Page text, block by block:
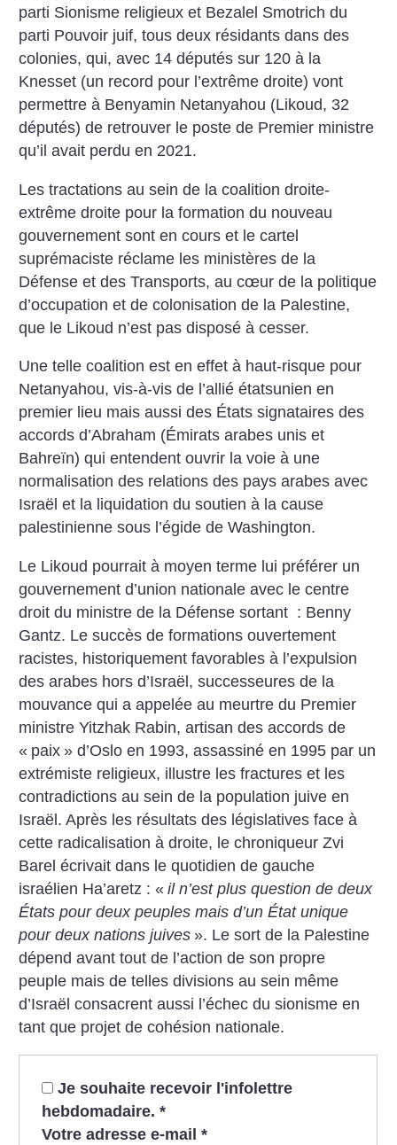
parti Sionisme religieux et Bezalel Smotrich du
parti Pouvoir juif, tous deux résidants dans des
colonies, qui, avec 14 députés sur 120 à la
Knesset (un record pour l’extrême droite) vont
permettre à Benyamin Netanyahou (Likoud, 32
députés) de retrouver le poste de Premier ministre
qu’il avait perdu en 2021.
Les tractations au sein de la coalition droite-
extrême droite pour la formation du nouveau
gouvernement sont en cours et le cartel
suprémaciste réclame les ministères de la
Défense et des Transports, au cœur de la politique
d’occupation et de colonisation de la Palestine,
que le Likoud n’est pas disposé à cesser.
Une telle coalition est en effet à haut-risque pour
Netanyahou, vis-à-vis de l’allié étatsunien en
premier lieu mais aussi des États signataires des
accords d’Abraham (Émirats arabes unis et
Bahreïn) qui entendent ouvrir la voie à une
normalisation des relations des pays arabes avec
Israël et la liquidation du soutien à la cause
palestinienne sous l’égide de Washington.
Le Likoud pourrait à moyen terme lui préférer un
gouvernement d’union nationale avec le centre
droit du ministre de la Défense sortant : Benny
Gantz. Le succès de formations ouvertement
racistes, historiquement favorables à l’expulsion
des arabes hors d’Israël, successeures de la
mouvance qui a appelée au meurtre du Premier
ministre Yitzhak Rabin, artisan des accords de
« paix » d’Oslo en 1993, assassiné en 1995 par un
extrémiste religieux, illustre les fractures et les
contradictions au sein de la population juive en
Israël.Après les résultats des législatives face à
cette radicalisation à droite, le chroniqueur Zvi
Barel écrivait dans le quotidien de gauche
israélien Ha’aretz : « il n’est plus question de deux
États pour deux peuples mais d’un État unique
pour deux nations juives ». Le sort de la Palestine
dépend avant tout de l’action de son propre
peuple mais de telles divisions au sein même
d’Israël consacrent aussi l’échec du sionisme en
tantque projet de cohésion nationale.
Je souhaite recevoir l'infolettre
hebdomadaire. *
Votre adresse e-mail *